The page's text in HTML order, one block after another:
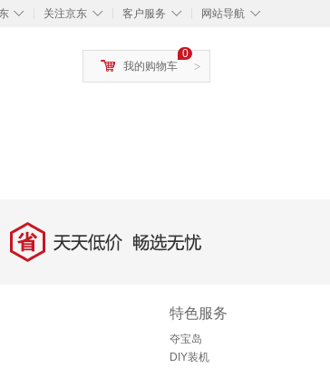
◇ ◇
关注京东 ◇
客户服务 ◇
网站导航
>
0
我的购物车
省 天天低价，畅选无忧
特色服务
夺宝岛
DIY装机